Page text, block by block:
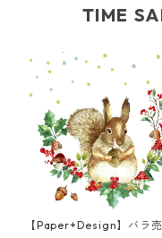
TIME
【Paper+Design】バラ